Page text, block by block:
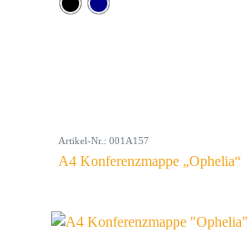
Artikel-Nr.: 001A157
A4 Konferenzmappe „Ophelia“